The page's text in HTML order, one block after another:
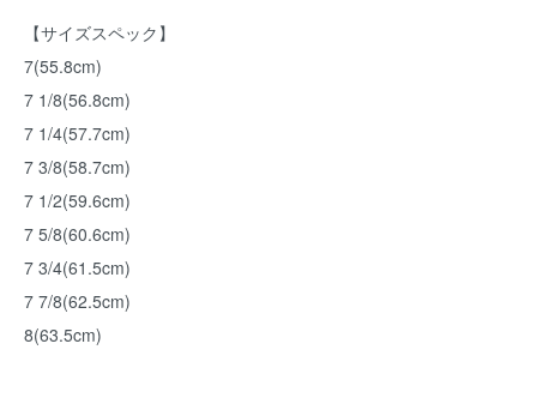
【サイズスペック】
7(55.8cm)
7 1/8(56.8cm)
7 1/4(57.7cm)
7 3/8(58.7cm)
7 1/2(59.6cm)
7 5/8(60.6cm)
7 3/4(61.5cm)
7 7/8(62.5cm)
8(63.5cm)